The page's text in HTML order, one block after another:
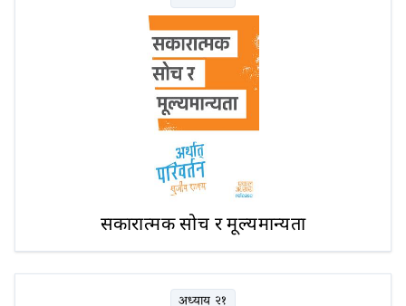
सकारात्मक सोच र मूल्यमान्यता